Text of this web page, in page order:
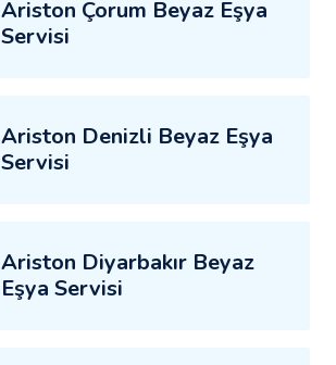
Ariston Çorum Beyaz Eşya
Servisi
Ariston Denizli Beyaz Eşya
Servisi
Ariston Diyarbakır Beyaz
Eşya Servisi